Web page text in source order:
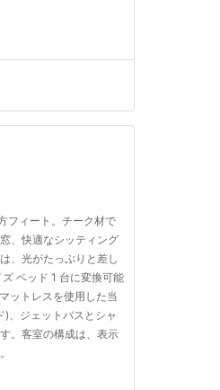
フィート。チーク材で
、快適なシッティング
、光がたっぷりと差し
ベッド 1 台に変換可能
ットレスを使用した当
、ジェットバスとシャ
。客室の構成は、表示